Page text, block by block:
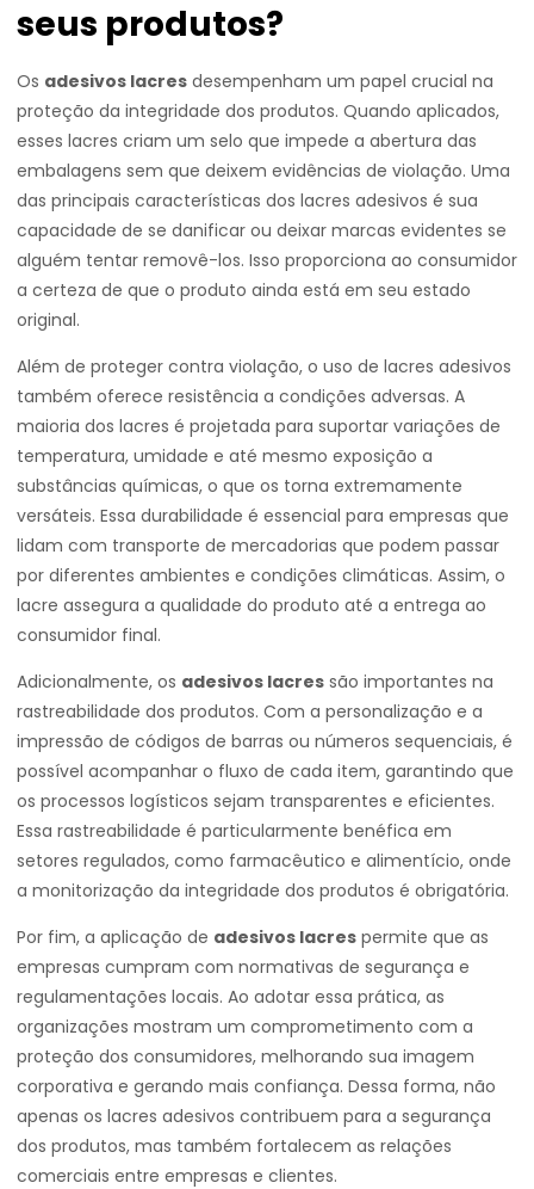
seus produtos?
Os adesivos lacres desempenham um papel crucial na
proteção da integridade dos produtos. Quando aplicados,
esses lacres criam um selo que impede a abertura das
embalagens sem que deixem evidências de violação. Uma
das principais características dos lacres adesivos é sua
capacidade de se danificar ou deixar marcas evidentes se
alguém tentar removê-los. Isso proporciona ao consumidor
a certeza de que o produto ainda está em seu estado
original.
Além de proteger contra violação, o uso de lacres adesivos
também oferece resistência a condições adversas. A
maioria dos lacres é projetada para suportar variações de
temperatura, umidade e até mesmo exposição a
substâncias químicas, o que os torna extremamente
versáteis. Essa durabilidade é essencial para empresas que
lidam com transporte de mercadorias que podem passar
por diferentes ambientes e condições climáticas. Assim, o
lacre assegura a qualidade do produto até a entrega ao
consumidor final.
Adicionalmente, os adesivos lacres são importantes na
rastreabilidade dos produtos. Com a personalização e a
impressão de códigos de barras ou números sequenciais, é
possível acompanhar o fluxo de cada item, garantindo que
os processos logísticos sejam transparentes e eficientes.
Essa rastreabilidade é particularmente benéfica em
setores regulados, como farmacêutico e alimentício, onde
a monitorização da integridade dos produtos é obrigatória.
Por fim, a aplicação de adesivos lacres permite que as
empresas cumpram com normativas de segurança e
regulamentações locais. Ao adotar essa prática, as
organizações mostram um comprometimento com a
proteção dos consumidores, melhorando sua imagem
corporativa e gerando mais confiança. Dessa forma, não
apenas os lacres adesivos contribuem para a segurança
dos produtos, mas também fortalecem as relações
comerciais entre empresas e clientes.